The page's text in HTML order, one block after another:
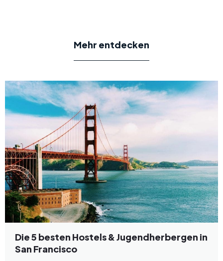
Mehr entdecken
Die 5 besten Hostels & Jugendherbergen in
San Francisco